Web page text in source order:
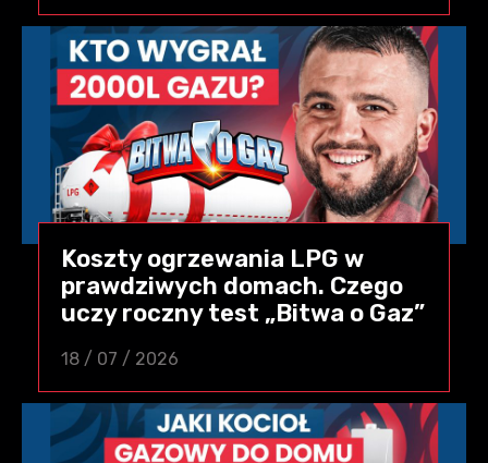
Koszty ogrzewania LPG w
prawdziwych domach. Czego
uczy roczny test „Bitwa o Gaz”
18 / 07 / 2026